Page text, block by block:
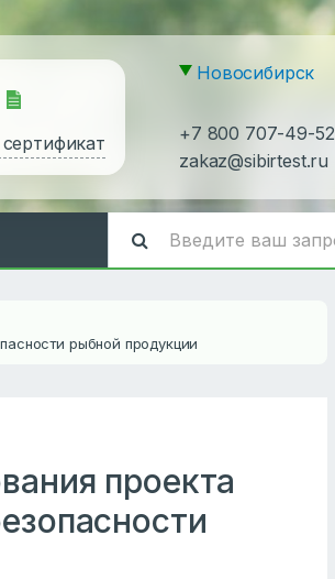
Новосибирск
+7 800 707-49-52
zakaz@sibirtest.ru
рыбной продукции
проекта